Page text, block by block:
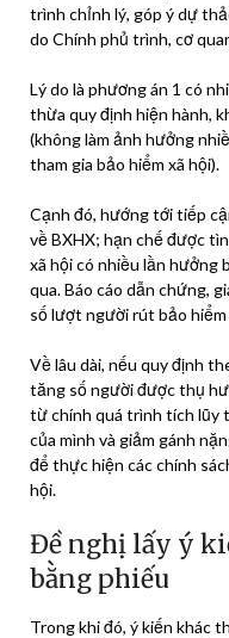
trình chỉnh lý, góp ý dự
do Chính phủ trình, cơ
Lý do là phương án 1 có
thừa quy định hiện hành,
(không làm ảnh hưởng
tham gia bảo hiểm xã hội).
Cạnh đó, hướng tới tiếp
về BXHX; hạn chế được
xã hộicó nhiều lần hưởng
qua. Báo cáo dẫn chứng,
số lượt người rút bảo
Về lâu dài, nếu quy định
tăng số người được thụ
từ chính quá trình tích lũy
của mình và giảm gánh
để thực hiện các chính
hội.
Đề nghị lấy ý
bằng phiếu
Trong khi đó, ý kiến khác